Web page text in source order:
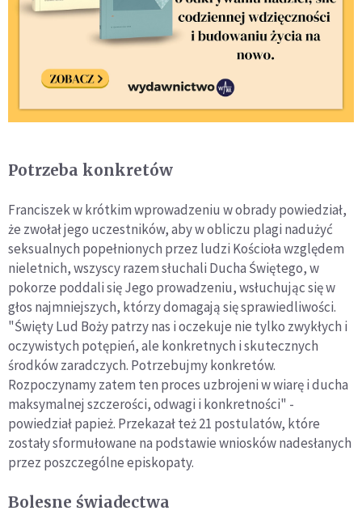
Potrzeba konkretów
Franciszek w krótkim wprowadzeniu w obrady powiedział,
że zwołał jego uczestników, aby w obliczu plagi nadużyć
seksualnych popełnionych przez ludzi Kościoła względem
nieletnich, wszyscy razem słuchali Ducha Świętego, w
pokorze poddali się Jego prowadzeniu, wsłuchując się w
głos najmniejszych, którzy domagają się sprawiedliwości.
"Święty Lud Boży patrzy nas i oczekuje nie tylko zwykłych i
oczywistych potępień, ale konkretnych i skutecznych
środków zaradczych. Potrzebujmy konkretów.
Rozpoczynamy zatem ten proces uzbrojeni w wiarę i ducha
maksymalnej szczerości, odwagi i konkretności" -
powiedział papież. Przekazał też 21 postulatów, które
zostały sformułowane na podstawie wniosków nadesłanych
przez poszczególne episkopaty.
Bolesne świadectwa